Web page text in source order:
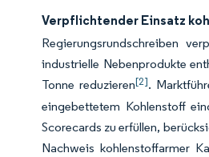
Verpflichtender Einsatz
Regierungsrundschreiben
industrielle Nebenprodukte
Tonne reduzieren[2].
eingebettetem Kohlenstoff
Scorecards zu erfüllen,
Nachweis kohlenstoffarmer